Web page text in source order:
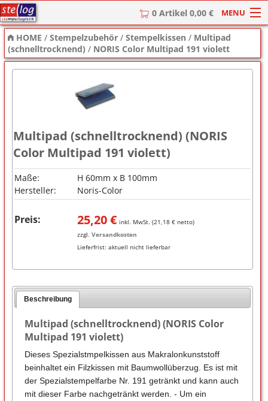
0 Artikel 0,00 € MENU
HOME
Stempel
Stempel-Textplatten
HOME /Stempelzubehör /Stempelkissen / Multipad
(schnelltrocknend) / NORIS Color Multipad 191 violett
Multipad (schnelltrocknend) (NORIS
Color Multipad 191 violett)
Maße:
H 60mm x B 100mm
Hersteller:
Noris-Color
Preis: 25,20€ inkl. MwSt. (21,18€ netto)
zzgl. Versandkosten
Lieferfrist: aktuell nicht lieferbar
Beschreibung
Multipad (schnelltrocknend) (NORIS Color
Multipad 191 violett)
Dieses Spezialstmpelkissen aus Makralonkunststoff
beinhaltet ein Filzkissen mit Baumwollüberzug. Es ist mit
der Spezialstempelfarbe Nr. 191 getränkt und kann auch
mit dieser Farbe nachgetränkt werden. - Um ein